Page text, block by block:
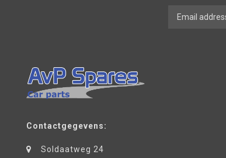
Contactgegevens:
Soldaatweg 24